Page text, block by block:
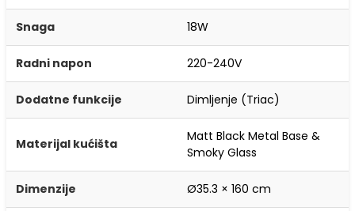
Snaga 18W
Radni napon 220-240V
Dodatne funkcije Dimljenje (Triac)
Materijal kućišta
Matt Black Metal Base &
Smoky Glass
Dimenzije Ø35.3 × 160 cm